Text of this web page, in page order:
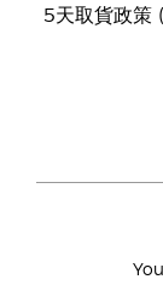
5天取貨政策